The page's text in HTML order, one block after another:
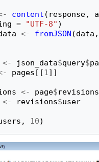
content ( response,
= "UTF-8" )
<- fromJSON (data ,
<- json_data$query$
pages [[1]]
<- page$revisions
<- revisions$user
, 10)